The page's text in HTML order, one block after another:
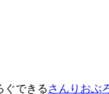
ぐできるさんりおぶ